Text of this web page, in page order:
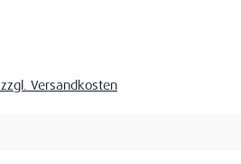
Versandkosten